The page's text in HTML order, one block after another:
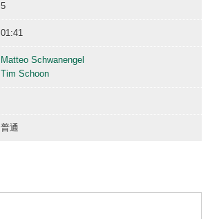
5
01:41
Matteo Schwanengel
Tim Schoon
普通